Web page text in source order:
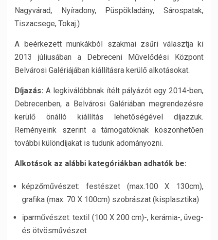
Nagyvárad, Nyíradony, Püspökladány, Sárospatak,
Tiszacsege, Tokaj.)
A beérkezett munkákból szakmai zsűri választja ki
2013 júliusában a Debreceni Művelődési Központ
Belvárosi Galériájában kiállításra kerülő alkotásokat.
Díjazás: A legkiválóbbnak ítélt pályázót egy 2014-ben,
Debrecenben, a Belvárosi Galériában megrendezésre
kerülő önálló kiállítás lehetőségével díjazzuk.
Reményeink szerint a támogatóknak köszönhetően
további különdíjakat is tudunk adományozni.
Alkotások az alábbi kategóriákban adhatók be:
képzőművészet: festészet (max.100 X 130cm),
grafika (max. 70 X 100cm) szobrászat (kisplasztika)
iparművészet: textil (100 X 200 cm)-, kerámia-, üveg-
és ötvösművészet